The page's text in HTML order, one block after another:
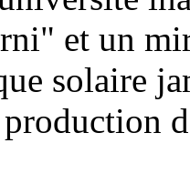
et un
solaire